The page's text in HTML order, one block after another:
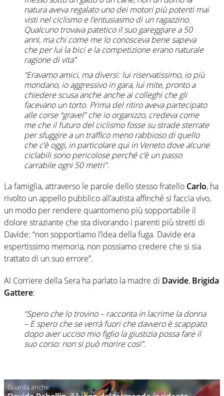
natura aveva regalato uno dei motori più potenti mai
visti nel ciclismo e l’entusiasmo di un ragazzino.
Qualcuno trovava patetico il suo gareggiare a 50
anni, ma chi come me lo conosceva bene sapeva
che per lui la bici e la competizione erano naturale
ragione di vita”
“Eravamo amici, ma diversi: lui riservatissimo, io più
mondano, io aggressivo in gara, lui mite, pronto a
chiedere scusa anche anche ai colleghi che gli
facevano un torto. Prima del ritiro aveva partecipato
alle corse “gravel” che io organizzo, credeva come
me che il futuro del ciclismo fosse su strade sterrate
per sfuggire a un traffico meno rabbioso di quello
che c’è oggi, in particolare qui in Veneto dove alcune
ciclabili sono pericolose perché c’è un passo
carrabile ogni 50 metri”.
La famiglia, attraverso le parole dello stesso fratello Carlo, ha
rivolto un appello pubblico all’autista affinché si faccia vivo,
un modo per rendere quantomeno più sopportabile il
dolore straziante che sta divorando i parenti più stretti di
Davide: “non sopportiamo l’idea della fuga. Davide era
espertissimo memoria, non possiamo credere che si sia
trattato di un suo errore”.
Al Corriere della Sera ha parlato la madre di Davide, Brigida
Gattere:
“Spero che lo trovino – racconta in lacrime la donna
– E spero che se verrà fuori che davvero è scappato
dopo aver ucciso mio figlio la giustizia possa fare il
suo corso: non si può morire cosi”.